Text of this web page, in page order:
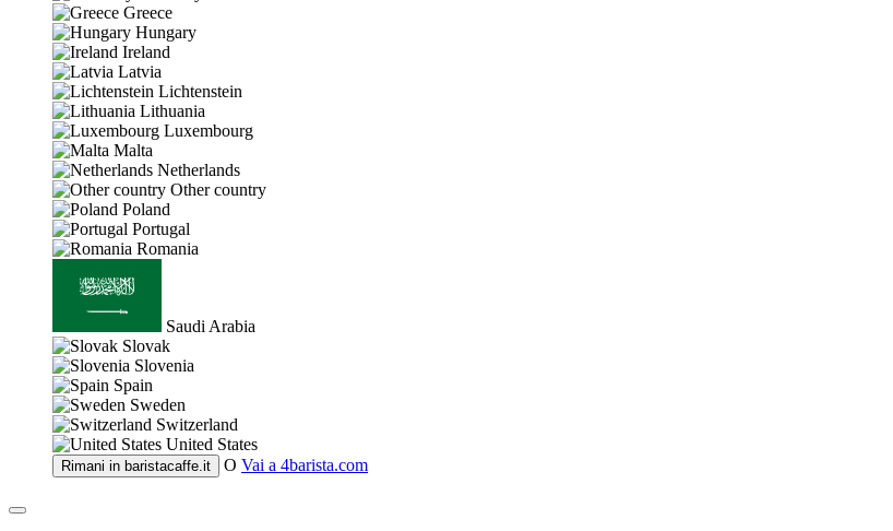
Greece
Hungary
Ireland
Latvia
Lichtenstein
Lithuania
Luxembourg
Malta
Netherlands
Other country
Poland
Portugal
Romania
Saudi Arabia
Slovak
Slovenia
Spain
Sweden
Switzerland
United States
Rimani in baristacaffe.it O Vai a 4barista.com